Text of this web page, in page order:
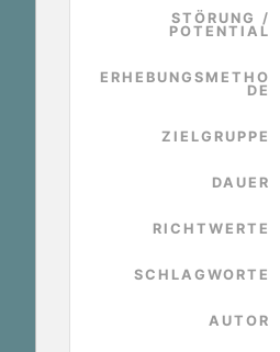
STÖRUNG /
POTENTIAL
ERHEBUNGSMETHO
DE
ZIELGRUPPE
DAUER
RICHTWERTE
SCHLAGWORTE
AUTOR